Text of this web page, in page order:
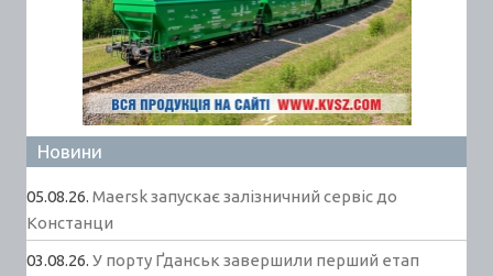
Новини
05.08.26. Maersk запускає залізничний сервіс до
Констанци
03.08.26. У порту Ґданськ завершили перший етап